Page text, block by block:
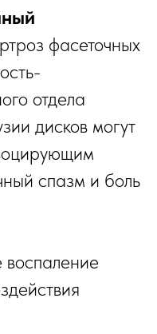
фасеточных
отдела
дисков могут
спазм и боль